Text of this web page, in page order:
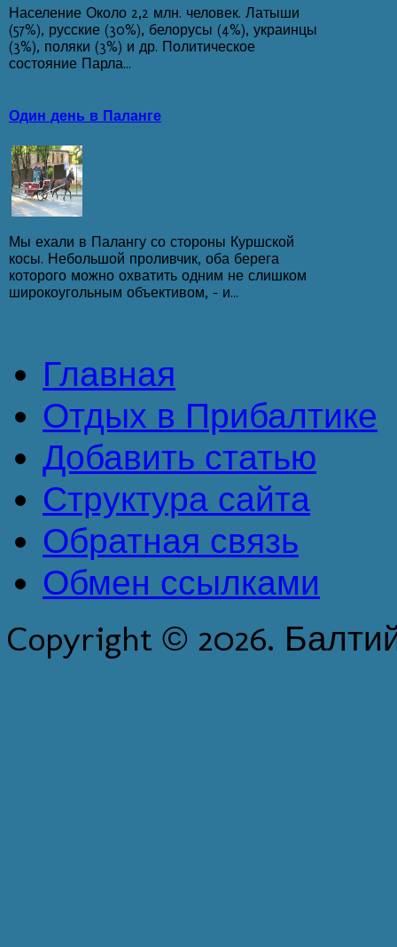
Население Около 2,2 млн. человек. Латыши
(57%), русские (30%), белорусы (4%), украинцы
(3%), поляки (3%) и др. Политическое
состояние Парла...
Один день в Паланге
Мы ехали в Палангу со стороны Куршской
косы. Небольшой проливчик, оба берега
которого можно охватить одним не слишком
широкоугольным объективом, – и...
Главная
Отдых в Прибалтике
Добавить статью
Структура сайта
Обратная связь
Обмен ссылками
Copyright © 2026.